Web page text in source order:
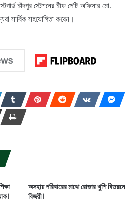
চাঁদপুর স্টেশনের চীফ পেটি অফিসার মো.
সার্বিক সহযোগিতা করেন।
অসহায় পরিবারের মাঝে রোজার খুশি বিতরনে
বিজয়ী।